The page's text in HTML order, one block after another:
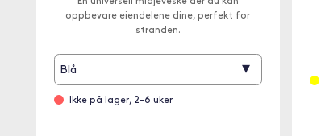
oppbevare eiendelene dine, perfekt for
stranden.
Blå ▾
Ikke på lager, 2-6 uker